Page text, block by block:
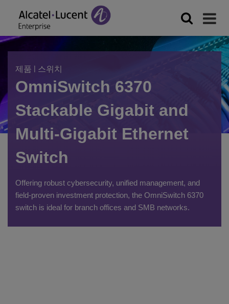
제품 | 스위치
OmniSwitch 6370
Stackable Gigabit and
Multi-Gigabit Ethernet
Switch
Offering robust cybersecurity, unified management, and
field-proven investment protection, the OmniSwitch 6370
switch is ideal for branch offices and SMB networks.